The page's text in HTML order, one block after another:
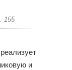
155
и